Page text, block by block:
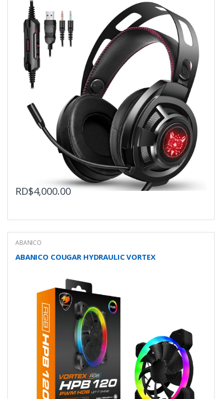
RD$4,000.00
ABANICO
ABANICO COUGAR HYDRAULIC VORTEX